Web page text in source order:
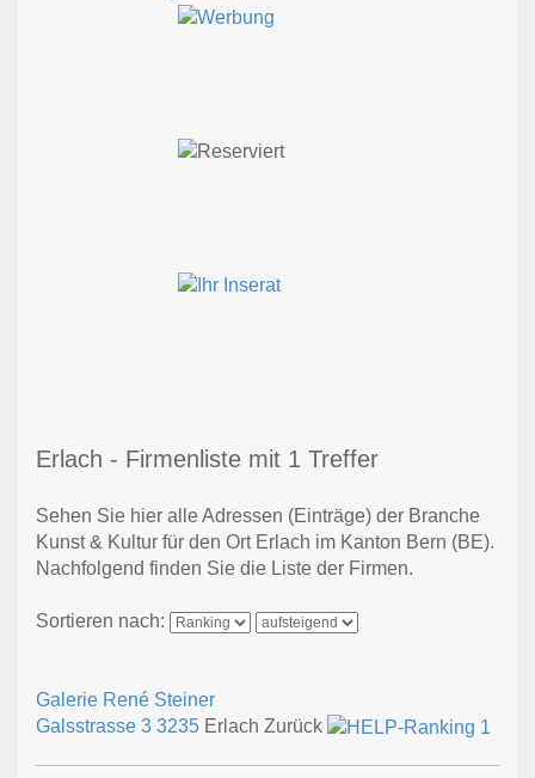
Erlach - Firmenliste mit 1 Treffer
Sehen Sie hier alle Adressen (Einträge) der Branche
Kunst & Kultur für den Ort Erlach im Kanton Bern (BE).
Nachfolgend finden Sie die Liste der Firmen.
Sortieren nach:
Galerie René Steiner
Galsstrasse 3 3235 Erlach Zurück